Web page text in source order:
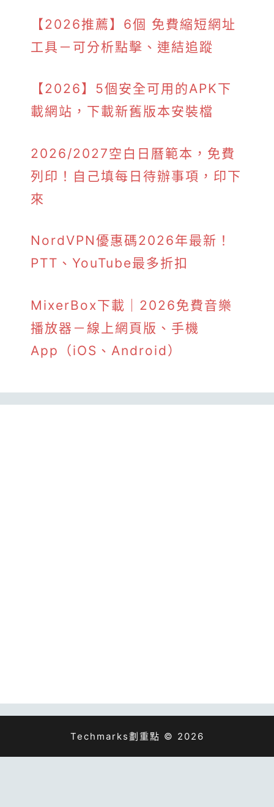
【2026推薦】6個 免費縮短網址
工具－可分析點擊、連結追蹤
【2026】5個安全可用的APK下
載網站，下載新舊版本安裝檔
2026/2027空白日曆範本，免費
列印！自己填每日待辦事項，印下
來
NordVPN優惠碼2026年最新！
PTT、YouTube最多折扣
MixerBox下載｜2026免費音樂
播放器－線上網頁版、手機
App（iOS、Android）
Techmarks劃重點 © 2026